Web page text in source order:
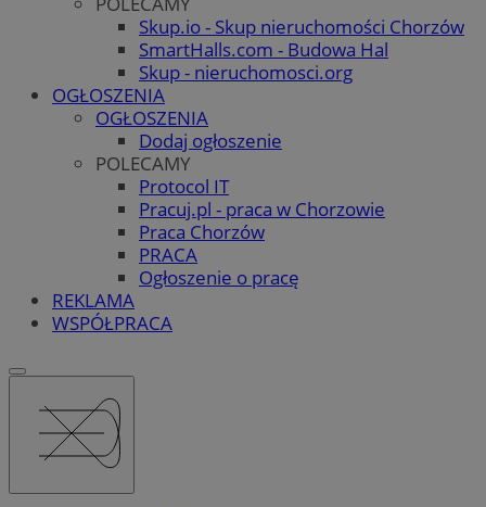
Skup.io - Skup nieruchomości Chorzów
SmartHalls.com - Budowa Hal
Skup - nieruchomosci.org
OGŁOSZENIA
OGŁOSZENIA
Dodaj ogłoszenie
POLECAMY
Protocol IT
Pracuj.pl - praca w Chorzowie
Praca Chorzów
PRACA
Ogłoszenie o pracę
REKLAMA
WSPÓŁPRACA